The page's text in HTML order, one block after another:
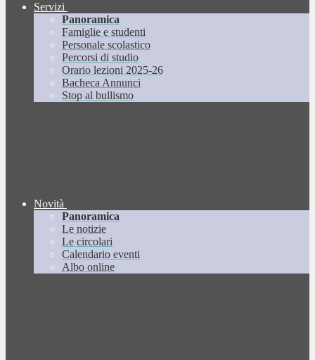
Servizi
Panoramica
Famiglie e studenti
Personale scolastico
Percorsi di studio
Orario lezioni 2025-26
Bacheca Annunci
Stop al bullismo
Novità
Panoramica
Le notizie
Le circolari
Calendario eventi
Albo online